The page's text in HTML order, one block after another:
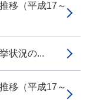
移（平成17～
状況の...
移（平成17～